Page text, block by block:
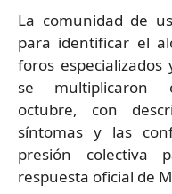
La comunidad de
para identificar el
foros
se multiplicaron
octubre, con
síntomas y las
presión colectiva
respuesta oficial de